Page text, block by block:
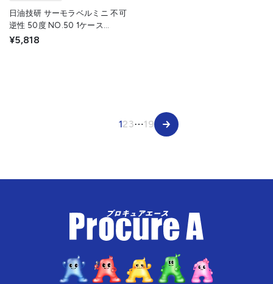
日油技研 サーモラベルミニ 不可
逆性 50度 NO.50 1ケース
▼835-7952
¥5,818
123⋯19